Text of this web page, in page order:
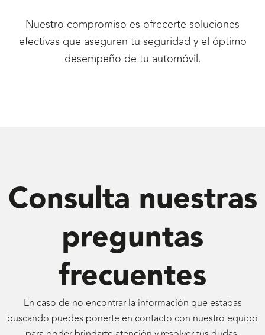
Nuestro compromiso es ofrecerte soluciones
efectivas que aseguren tu seguridad y el óptimo
desempeño de tu automóvil.
Consulta nuestras
preguntas
frecuentes
En caso de no encontrar la información que estabas
buscando puedes ponerte en contacto con nuestro equipo